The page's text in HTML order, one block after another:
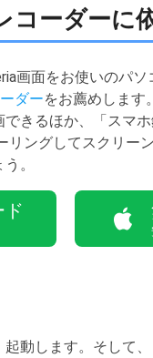
コーダーに
画面をお使いのパ
ダーをお薦めします
きるほか、「スマ
リングしてスクリー
。
動します。そして